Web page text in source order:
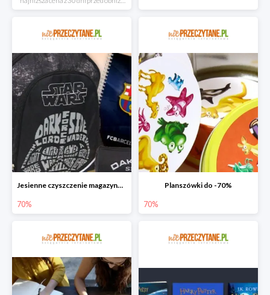
Jesienne czyszczenie magazynu do -70%
70%
Planszówki do -70%
70%